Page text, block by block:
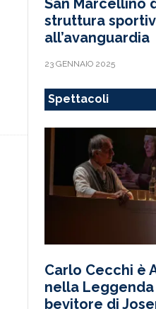
San Marcellino
struttura
all’avanguardia
23 GENNAIO 2025
Spettacoli
Carlo Cecchi è
nella
bevitore di